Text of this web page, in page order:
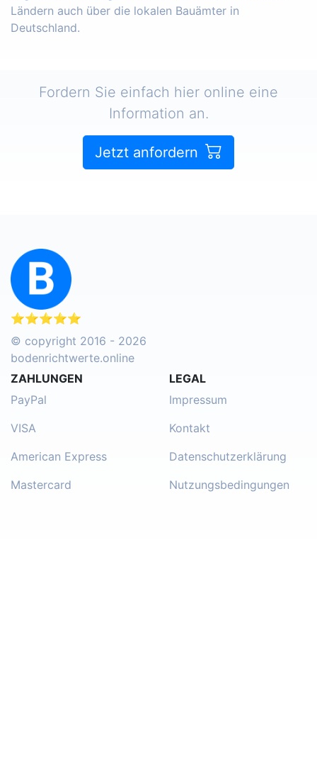
Ländern auch über die lokalen Bauämter in
Deutschland.
Fordern Sie einfach hier online eine
Information an.
Jetzt anfordern
⭐⭐⭐⭐⭐
© copyright 2016 - 2026
bodenrichtwerte.online
ZAHLUNGEN
PayPal
VISA
American Express
Mastercard
LEGAL
Impressum
Kontakt
Datenschutzerklärung
Nutzungsbedingungen